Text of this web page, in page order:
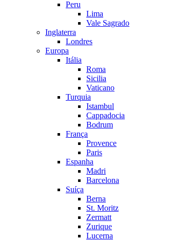
Peru
Lima
Vale Sagrado
Inglaterra
Londres
Europa
Itália
Roma
Sicilia
Vaticano
Turquia
Istambul
Cappadocia
Bodrum
França
Provence
Paris
Espanha
Madri
Barcelona
Suíça
Berna
St. Moritz
Zermatt
Zurique
Lucerna